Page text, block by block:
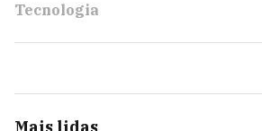
Tecnologia